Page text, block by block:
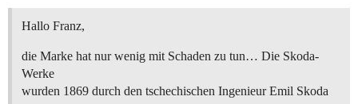
Hallo Franz,
die Marke hat nur wenig mit Schaden zu tun… Die Skoda-
Werke
wurden 1869 durch den tschechischen Ingenieur Emil Skoda